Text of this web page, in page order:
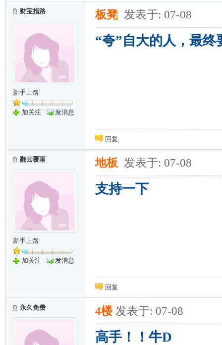
财宝指路
新手上路
加关注 发消息
板凳 发表于: 07-08
“夸”自大的人，最终
回复
翻云覆雨
新手上路
加关注 发消息
地板 发表于: 07-08
支持一下
回复
永久免费 4楼 发表于: 07-08
高手！！牛D